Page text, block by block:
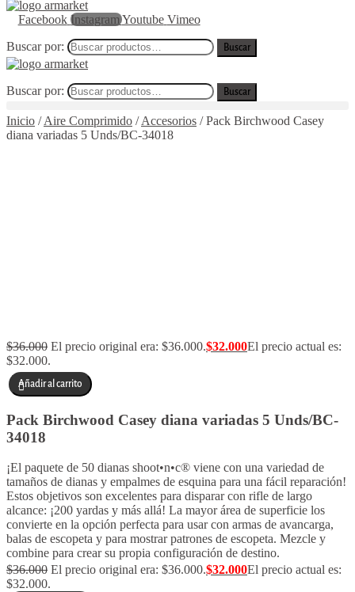
Facebook Instagram Youtube Vimeo
Buscar por:
Buscar
Buscar por: Buscar
Inicio /Aire Comprimido /Accesorios /Pack Birchwood Casey
diana variadas 5 Unds/BC-34018
$36.000 El precio original era: $36.000.$32.000El precio actual es:
$32.000.
Añadir al carrito
Pack Birchwood Casey diana variadas 5 Unds/BC-
34018
¡El paquete de 50 dianas shoot•n•c® viene con una variedad de
tamaños de dianas y empalmes de esquina para una fácil reparación!
Estos objetivos son excelentes para disparar con rifle de largo
alcance: ¡200 yardas y más allá! La mayor área de superficie los
convierte en la opción perfecta para usar con armas de avancarga,
balas de escopeta y para mostrar patrones de escopeta. Mezcle y
combine para crear su propia configuración de destino.
$36.000 El precio original era: $36.000.$32.000El precio actual es:
$32.000.